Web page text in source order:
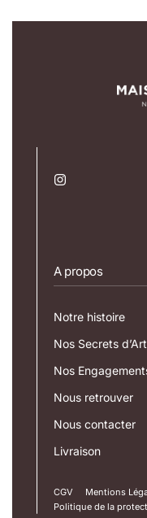
A propos
Notre histoire
Nos Secrets
Nos
Nous retrouver
Nous contacter
Livraison
CGV
Mentions
Politique de la